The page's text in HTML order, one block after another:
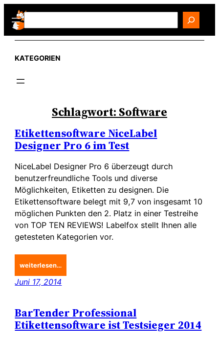
Zum
Inhalt
springen
Search
KATEGORIEN
Schlagwort: Software
Etikettensoftware NiceLabel
Designer Pro 6 im Test
NiceLabel Designer Pro 6 überzeugt durch
benutzerfreundliche Tools und diverse
Möglichkeiten, Etiketten zu designen. Die
Etikettensoftware belegt mit 9,7 von insgesamt 10
möglichen Punkten den 2. Platz in einer Testreihe
von TOP TEN REVIEWS! Labelfox stellt Ihnen alle
getesteten Kategorien vor.
weiterlesen…
Juni 17, 2014
BarTender Professional
Etikettensoftware ist Testsieger 2014